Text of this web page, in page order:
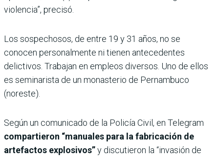
violencia”, precisó.
Los sospechosos, de entre 19 y 31 años, no se
conocen personalmente ni tienen antecedentes
delictivos. Trabajan en empleos diversos. Uno de ellos
es seminarista de un monasterio de Pernambuco
(noreste).
Según un comunicado de la Policía Civil, en Telegram
compartieron “manuales para la fabricación de
artefactos explosivos”y discutieron la “invasión de